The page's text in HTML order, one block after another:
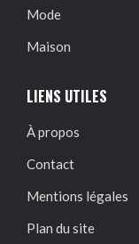
Mode
Maison
LIENS UTILES
À propos
Contact
Mentions légales
Plan du site